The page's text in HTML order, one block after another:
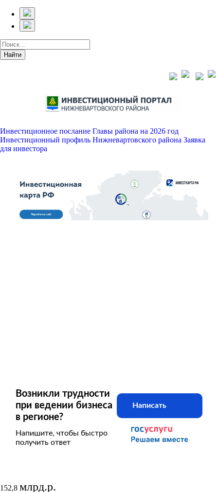
Инвестиционное послание Главы района на 2026 год
Инвестиционный профиль Нижневартовского района Заявка
для инвестора
Возникли трудности
при ведении бизнеса
в регионе?
Напишите, чтобы быстро
получить ответ
Написать
152,8 млрд.р.